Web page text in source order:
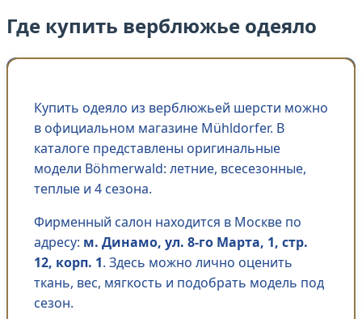
Где купить верблюжье одеяло
Купить одеяло из верблюжьей шерсти можно
в официальном магазине Mühldorfer. В
каталоге представлены оригинальные
модели Böhmerwald: летние, всесезонные,
теплые и 4 сезона.
Фирменный салон находится в Москве по
адресу: м. Динамо, ул. 8-го Марта, 1, стр.
12, корп. 1. Здесь можно лично оценить
ткань, вес, мягкость и подобрать модель под
сезон.